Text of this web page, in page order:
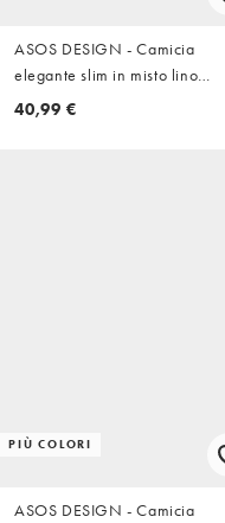
ASOS DESIGN - Camicia
elegante slim in misto lino
bianca
40,99 €
PIÙ COLORI
ASOS DESIGN - Camicia